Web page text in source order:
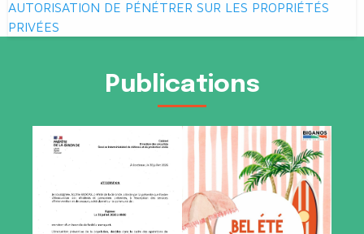
de
l’article
AUTORISATION DE PÉNÉTRER SUR LES PROPRIÉTÉS
PRIVÉES
Publications